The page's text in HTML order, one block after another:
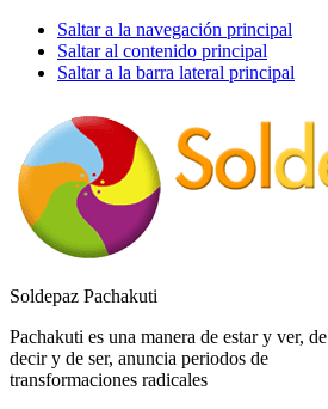
Saltar a la navegación principal
Saltar al contenido principal
Saltar a la barra lateral principal
Soldepaz Pachakuti
Pachakuti es una manera de estar y ver, de
decir y de ser, anuncia periodos de
transformaciones radicales